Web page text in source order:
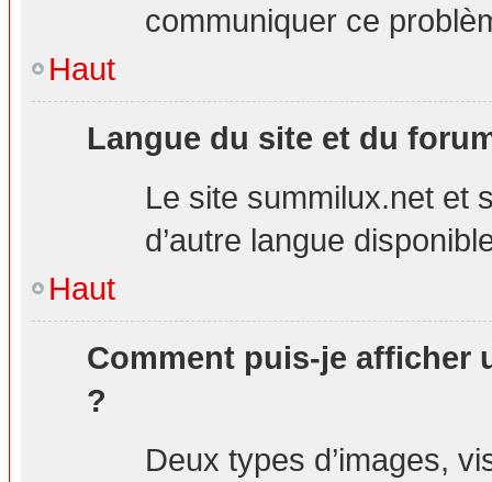
communiquer ce
Haut
Langue du site et du
Le site summilux.net et
d’autre langue
Haut
Comment puis-je afficher
?
Deux types d’images,